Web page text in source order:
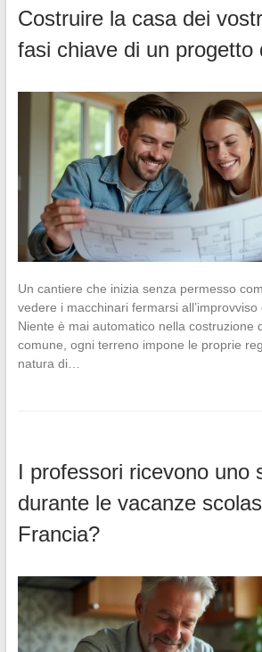
Costruire la casa dei
fasi chiave di un progetto
Un cantiere che inizia senza permesso
vedere i macchinari fermarsi all’improvviso
Niente è mai automatico nella costruzione
comune, ogni terreno impone le proprie
natura di…
I professori ricevono uno
durante le vacanze
Francia?